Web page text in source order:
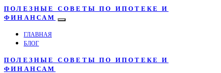
ПОЛЕЗНЫЕ СОВЕТЫ ПО ИПОТЕКЕ И
ФИНАНСАМ
ГЛАВНАЯ
БЛОГ
ПОЛЕЗНЫЕ СОВЕТЫ ПО ИПОТЕКЕ И
ФИНАНСАМ